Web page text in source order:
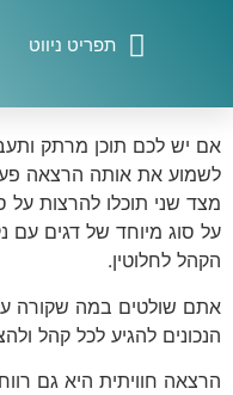
סטודנטים. הרצאה חוויתית
אם יש לכם תוכן מרתק
לשמוע את אותה הרצאה
מצד שני תוכלו להרצות על
על סוג מיוחד של דגים עם
הקהל לחלוטין.
אתם שולטים במה שקורה
הנכונים להגיע לכל קהל
הרצאה חוויתית היא גם